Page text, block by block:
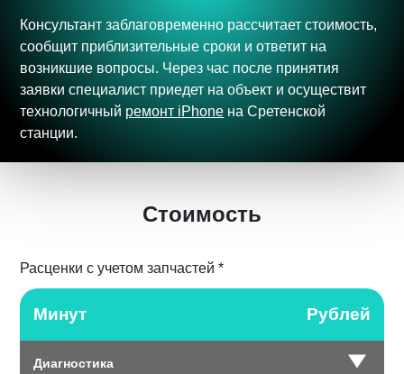
Консультант заблаговременно рассчитает стоимость,
сообщит приблизительные сроки и ответит на
возникшие вопросы. Через час после принятия
заявки специалист приедет на объект и осуществит
технологичный ремонт iPhone на Сретенской
станции.
Стоимость
Расценки с учетом запчастей *
Минут Рублей
Диагностика